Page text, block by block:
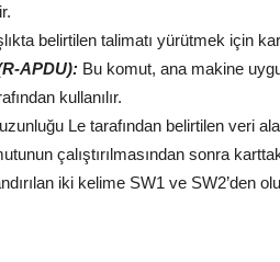
belirtilen talimatı yürütmek için
APDU): Bu komut, ana makine
kullanılır.
Le tarafından belirtilen veri
çalıştırılmasından sonra
iki kelime SW1 ve SW2’den